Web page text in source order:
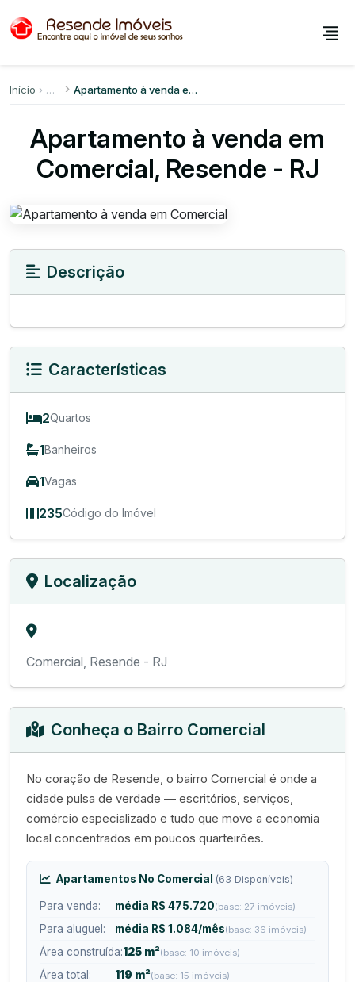
Início Apartamento à venda em Comercial
Apartamento à venda em
Comercial, Resende - RJ
Descrição
Características
2Quartos
1Banheiros
1Vagas
235Código do Imóvel
Localização
Comercial, Resende - RJ
Conheça o Bairro Comercial
No coração de Resende, o bairro Comercial é onde a
cidade pulsa de verdade — escritórios, serviços,
comércio especializado e tudo que move a economia
local concentrados em poucos quarteirões.
Apartamentos No Comercial (63 Disponíveis)
Para venda: média R$ 475.720(base: 27 imóveis)
Para aluguel: média R$ 1.084/mês(base: 36 imóveis)
Área construída:125 m²(base: 10 imóveis)
Área total: 119 m²(base: 15 imóveis)